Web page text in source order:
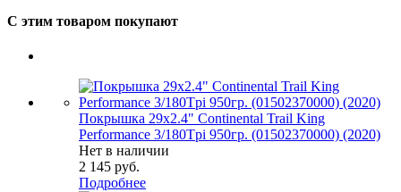
С этим товаром покупают
Покрышка 29x2.4" Continental Trail King
Performance 3/180Tpi 950гр. (01502370000) (2020)
Нет в наличии
2 145 руб.
Подробнее